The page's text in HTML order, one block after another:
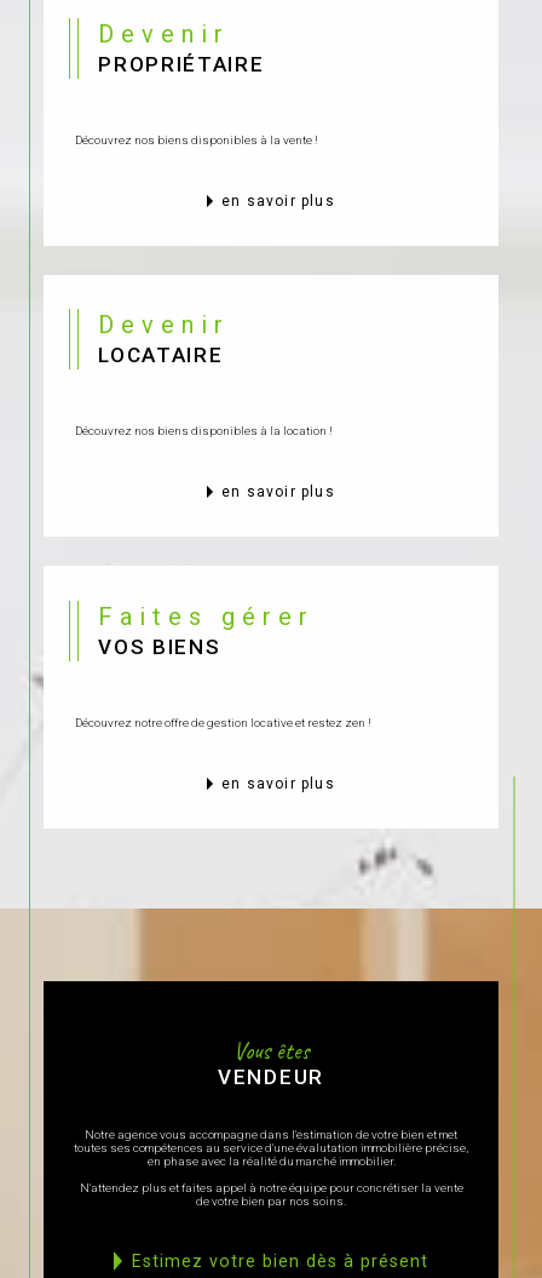
Devenir
PROPRIÉTAIRE
Découvrez nos biens disponibles à la vente !
en savoir plus
Devenir
LOCATAIRE
Découvrez nos biens disponibles à la location !
en savoir plus
Faites gérer
VOS BIENS
Découvrez notre offre de gestion locative et restez zen !
en savoir plus
Vous êtes
VENDEUR
Notre agence vous accompagne dans l'estimation de votre bien et met
toutes ses compétences au service d'une évalutation immobilière précise,
en phase avec la réalité du marché immobilier.
N'attendez plus et faites appel à notre équipe pour concrétiser la vente
de votre bien par nos soins.
estimez votre bien dès à présent